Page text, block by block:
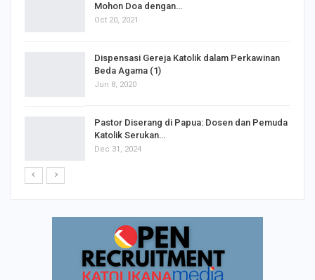
Mohon Doa dengan…
Oct 20, 2021
Dispensasi Gereja Katolik dalam Perkawinan
Beda Agama (1)
Jun 8, 2020
Pastor Diserang di Papua: Dosen dan Pemuda
Katolik Serukan…
Dec 31, 2024